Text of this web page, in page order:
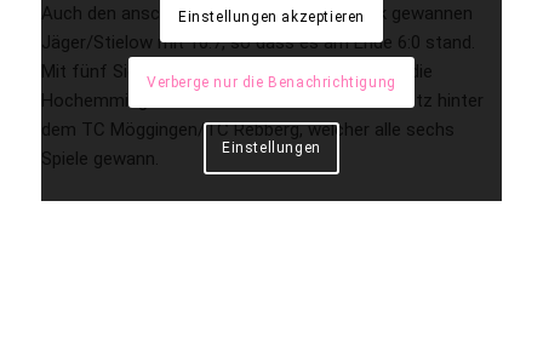
Auch den anschließenden Match-Tie-Break gewannen
Jäger/Stielow mit 10:7, so dass es am Ende 6:0 stand.
Mit fünf Siegen und einer Niederlage beenden die
Hochemminger die Runde auf dem zweiten Platz hinter
dem TC Möggingen/TC Rebberg, welcher alle sechs
Spiele gewann.
Einstellungen akzeptieren
Verberge nur die Benachrichtigung
Einstellungen